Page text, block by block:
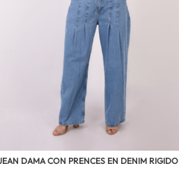
DAMA CON PRENCES EN DENIM RIGIDO